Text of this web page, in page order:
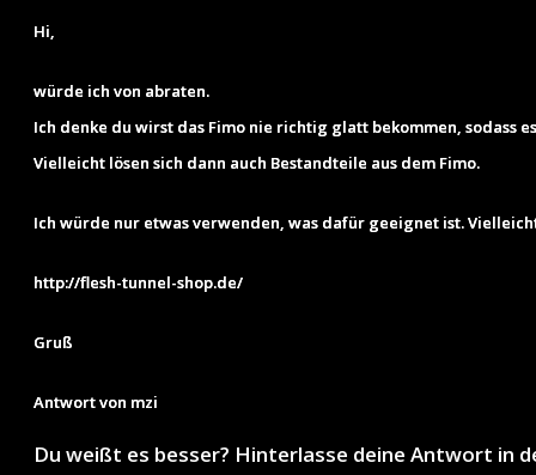
Hi,
würde ich von abraten.
Ich denke du wirst das Fimo nie richtig glatt bekommen, sodass
Vielleicht lösen sich dann auch Bestandteile aus dem Fimo.
Ich würde nur etwas verwenden, was dafür geeignet ist.
http://flesh-tunnel-shop.de/
Gruß
Antwort von mzi
Du weißt es besser? Hinterlasse deine Antwort in